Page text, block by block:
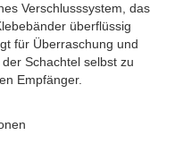
Verschlusssystem, das
überflüssig
für Überraschung und
Schachtel selbst zu
Empfänger.